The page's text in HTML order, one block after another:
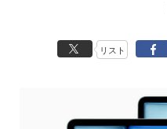
リスト